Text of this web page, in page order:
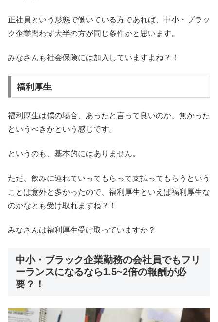
正社員という形態で働いている方であれば、中小・ブラッ
ク企業問わず大半の方が同じ条件かと思います。
みなさんも社会保険には加入していますよね？！
福利厚生
福利厚生は僕の場合、あったと言って良いのか、無かった
というべきかという感じです。
というのも、基本的にはありません。
ただ、飲みに連れていってもらって支払ってもらうという
ことは意外と多かったので、福利厚生といえば福利厚生な
のかなとも受け取れますね？！
みなさんは福利厚生受け取っていますか？
中小・ブラック企業勤務の会社員でもフリ
ーランスになるなら1.5~2倍の報酬が必
要？！